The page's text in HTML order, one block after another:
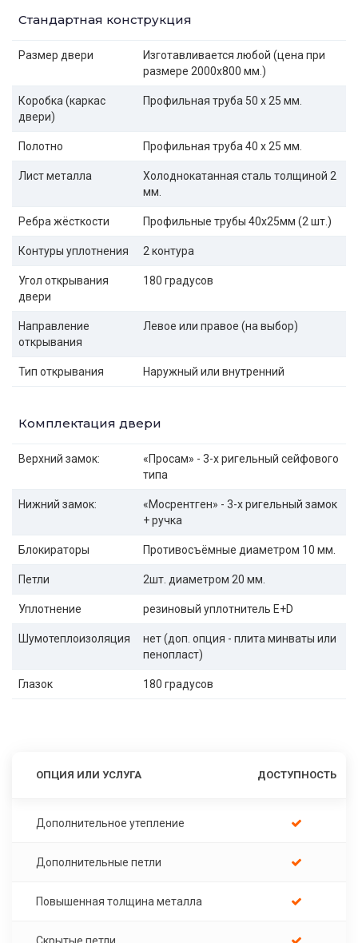
Стандартная конструкция
Размер двери
Изготавливается любой (цена при
размере 2000x800 мм.)
Коробка (каркас
двери)
Профильная труба 50 х 25 мм.
Полотно Профильная труба 40 х 25 мм.
Лист металла
Холоднокатанная сталь толщиной 2
мм.
Ребра жёсткости Профильные трубы 40х25мм (2 шт.)
Контуры уплотнения 2 контура
Угол открывания
двери
180 градусов
Направление
открывания
Левое или правое (на выбор)
Тип открывания Наружный или внутренний
Комплектация двери
Верхний замок:
«Просам» - 3-х ригельный сейфового
типа
Нижний замок:
«Мосрентген» - 3-х ригельный замок
+ ручка
Блокираторы Противосъёмные диаметром 10 мм.
Петли 2шт. диаметром 20 мм.
Уплотнение резиновый уплотнитель E+D
Шумотеплоизоляция
нет (доп. опция - плита минваты или
пенопласт)
Глазок 180 градусов
ОПЦИЯ ИЛИ УСЛУГА ДОСТУПНОСТЬ
Дополнительное утепление
Дополнительные петли
Повышенная толщина металла
Скрытые петли